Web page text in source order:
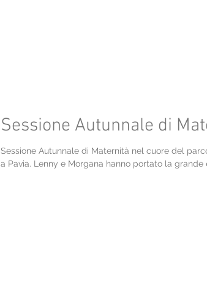
Sessione Autunnale di
Sessione Autunnale di Maternità nel cuore del
a Pavia. Lenny e Morgana hanno portato la grande